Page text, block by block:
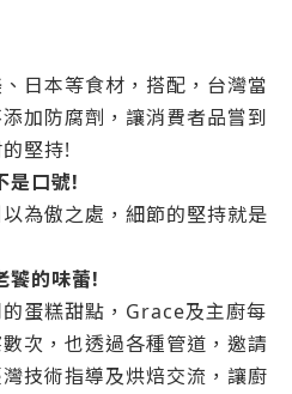
日本等食材，搭配，台灣當
加防腐劑，讓消費者品嘗到
堅持!
是口號!
為傲之處，細節的堅持就是
饕的味蕾!
蛋糕甜點，Grace及主廚每
次，也透過各種管道，邀請
技術指導及烘焙交流，讓廚